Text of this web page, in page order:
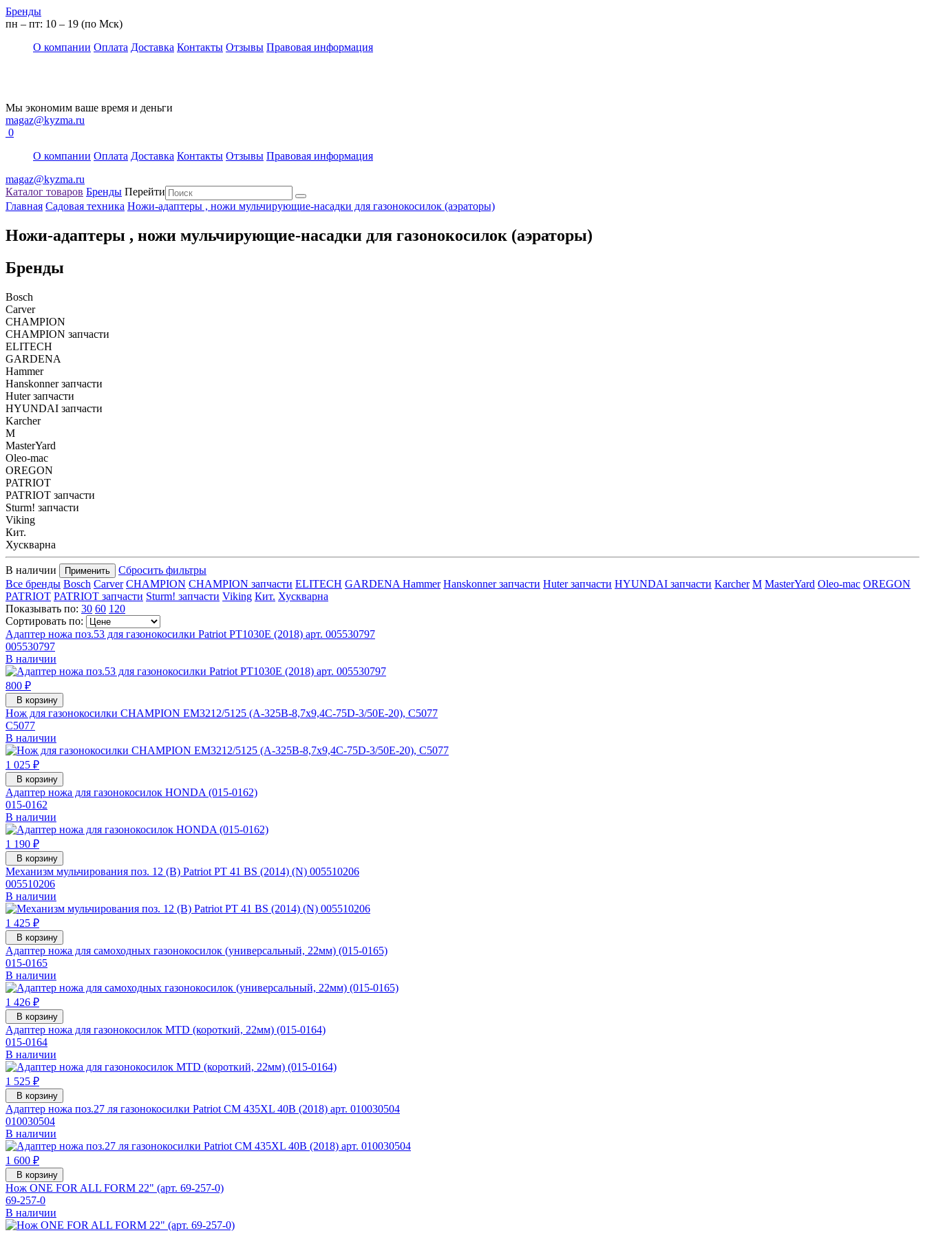
Бренды
пн – пт: 10 – 19 (по Мск)
О компании Оплата Доставка Контакты Отзывы Правовая информация
Мы экономим ваше время и деньги
magaz@kyzma.ru
0
О компании Оплата Доставка Контакты Отзывы Правовая информация
magaz@kyzma.ru
Каталог товаров Бренды Перейти
Главная Садовая техника Ножи-адаптеры , ножи мульчирующие-насадки для газонокосилок (аэраторы)
Ножи-адаптеры , ножи мульчирующие-насадки для газонокосилок (аэраторы)
Бренды
Bosch
Carver
CHAMPION
CHAMPION запчасти
ELITECH
GARDENA
Hammer
Hanskonner запчасти
Huter запчасти
HYUNDAI запчасти
Karcher
M
MasterYard
Oleo-mac
OREGON
PATRIOT
PATRIOT запчасти
Sturm! запчасти
Viking
Кит.
Хускварна
В наличии Применить
Сбросить фильтры
Все бренды Bosch Carver CHAMPION CHAMPION запчасти ELITECH GARDENA Hammer Hanskonner запчасти Huter запчасти HYUNDAI запчасти Karcher M MasterYard Oleo-mac OREGON
PATRIOT PATRIOT запчасти Sturm! запчасти Viking Кит. Хускварна
Показывать по: 30 60 120
Сортировать по:
Адаптер ножа поз.53 для газонокосилки Patriot PT1030Е (2018) арт. 005530797
005530797
В наличии
800 ₽
В корзину
Нож для газонокосилки CHAMPION EM3212/5125 (A-325B-8,7x9,4C-75D-3/50E-20), C5077
C5077
В наличии
1 025 ₽
В корзину
Адаптер ножа для газонокосилок HONDA (015-0162)
015-0162
В наличии
1 190 ₽
В корзину
Механизм мульчирования поз. 12 (B) Patriot PT 41 BS (2014) (N) 005510206
005510206
В наличии
1 425 ₽
В корзину
Адаптер ножа для самоходных газонокосилок (универсальный, 22мм) (015-0165)
015-0165
В наличии
1 426 ₽
В корзину
Адаптер ножа для газонокосилок MTD (короткий, 22мм) (015-0164)
015-0164
В наличии
1 525 ₽
В корзину
Адаптер ножа поз.27 ля газонокосилки Patriot CM 435XL 40В (2018) арт. 010030504
010030504
В наличии
1 600 ₽
В корзину
Нож ONE FOR ALL FORM 22" (арт. 69-257-0)
69-257-0
В наличии